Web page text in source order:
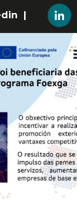
|